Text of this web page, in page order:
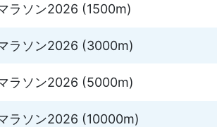
ラソン2026 (1500m)
ラソン2026 (3000m)
ラソン2026 (5000m)
ラソン2026 (10000m)